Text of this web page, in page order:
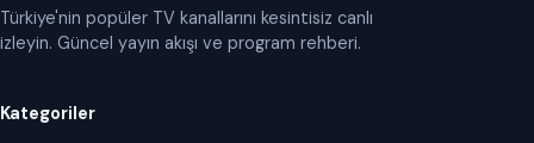
Türkiye'nin popüler TV kanallarını kesintisiz canlı
izleyin. Güncel yayın akışı ve program rehberi.
Kategoriler